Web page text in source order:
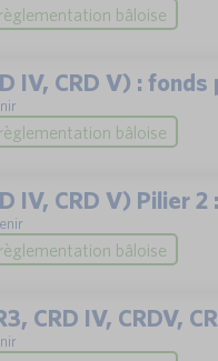
bâloise
IV, CRD V) :
bâloise
IV, CRD V) Pilier 2
bâloise
CRD IV, CRDV,